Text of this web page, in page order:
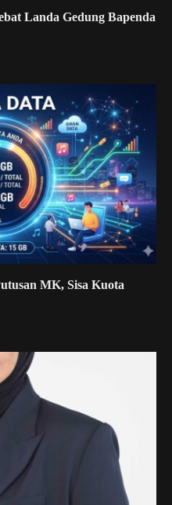
Landa Gedung Bapenda
MK, Sisa Kuota